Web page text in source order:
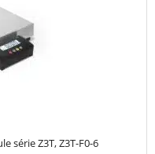
série Z3T, Z3T-F0-6